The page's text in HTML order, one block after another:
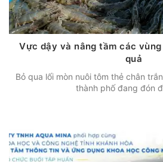
Vực dậy và nâng tầm các
quả
Bỏ qua lối mòn nuôi tôm thẻ chân
thành phố đang đón